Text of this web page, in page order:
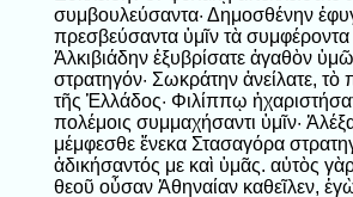
συμβουλεύσαντα· Δημοσθένην
πρεσβεύσαντα ὑμῖν τὰ
Ἀλκιβιάδην ἐξυβρίσατε ἀγαθὸν
στρατηγόν· Σωκράτην ἀνείλατε, τὸ
τῆς Ἑλλάδος· Φιλίππῳ
πολέμοις συμμαχήσαντι ὑμῖν·
μέμφεσθε ἕνεκα Στασαγόρα
ἀδικήσαντός με καὶ ὑμᾶς. αὐτὸς γὰρ
θεοῦ οὖσαν Ἀθηναίαν καθεῖλεν,